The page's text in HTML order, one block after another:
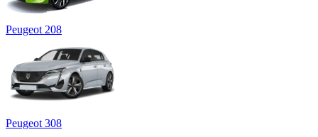
Peugeot 208
Peugeot 308